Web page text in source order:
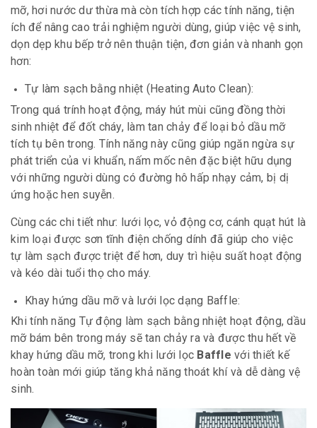
mỡ, hơi nước dư thừa mà còn tích hợp các tính năng, tiện
ích để nâng cao trải nghiệm người dùng, giúp việc vệ sinh,
dọn dẹp khu bếp trở nên thuận tiện, đơn giản và nhanh gọn
hơn:
Tự làm sạch bằng nhiệt (Heating Auto Clean):
Trong quá trính hoạt động, máy hút mùi cũng đồng thời
sinh nhiệt để đốt cháy, làm tan chảy để loại bỏ dầu mỡ
tích tụ bên trong. Tính năng này cũng giúp ngăn ngừa sự
phát triển của vi khuẩn, nấm mốc nên đặc biệt hữu dụng
với những người dùng có đường hô hấp nhạy cảm, bị dị
ứng hoặc hen suyễn.
Cùng các chi tiết như: lưới lọc, vỏ động cơ, cánh quạt hút là
kim loại được sơn tĩnh điện chống dính đã giúp cho việc
tự làm sạch được triệt để hơn, duy trì hiệu suất hoạt động
và kéo dài tuổi thọ cho máy.
Khay hứng dầu mỡ và lưới lọc dạng Baffle:
Khi tính năng Tự động làm sạch bằng nhiệt hoạt động, dầu
mỡ bám bên trong máy sẽ tan chảy ra và được thu hết về
khay hứng dầu mỡ, trong khi lưới lọc Baffle với thiết kế
hoàn toàn mới giúp tăng khả năng thoát khí và dễ dàng vệ
sinh.